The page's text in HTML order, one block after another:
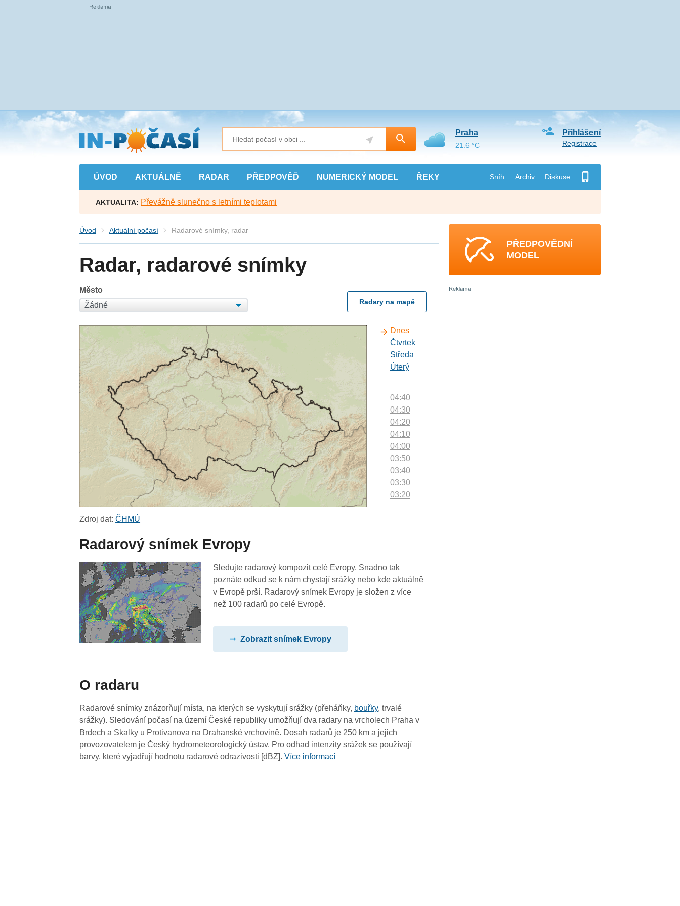
Přejít
na
hlavní
obsah
ÚVOD AKTUÁLNĚ RADAR PŘEDPOVĚĎ NUMERICKÝ MODEL ŘEKY Sníh Archiv Diskuse
Přihlášení
Registrace
Praha
21.6 °C
AKTUALITA: Převážně slunečno s letními teplotami
Úvod Aktuální počasí Radarové snímky, radar
Radar, radarové snímky
Město
Radary na mapě
Dnes
Čtvrtek
Středa
Úterý
04:40
04:30
04:20
04:10
04:00
03:50
03:40
03:30
03:20
02:20
02:10
02:00
00:20
00:10
00:00
Zdroj dat:ČHMÚ
Radarový snímek Evropy
Sledujte radarový kompozit celé Evropy. Snadno tak
poznáte odkud se k nám chystají srážky nebo kde aktuálně
v Evropě prší. Radarový snímek Evropy je složen z více
než 100 radarů po celé Evropě.
Zobrazit snímek Evropy
O radaru
Radarové snímky znázorňují místa, na kterých se vyskytují srážky (přeháňky, bouřky, trvalé
srážky). Sledování počasí na území České republiky umožňují dva radary na vrcholech Praha v
Brdech a Skalky u Protivanova na Drahanské vrchovině. Dosah radarů je 250 km a jejich
provozovatelem je Český hydrometeorologický ústav. Pro odhad intenzity srážek se používají
barvy, které vyjadřují hodnotu radarové odrazivosti [dBZ].Více informací
PŘEDPOVĚDNÍ
MODEL